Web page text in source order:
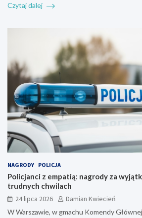
Czytaj dalej
NAGRODY POLICJA
Policjanci z empatią: nagrody za
trudnych chwilach
24 lipca 2026
Damian Kwiecień
W Warszawie, w gmachu Komendy